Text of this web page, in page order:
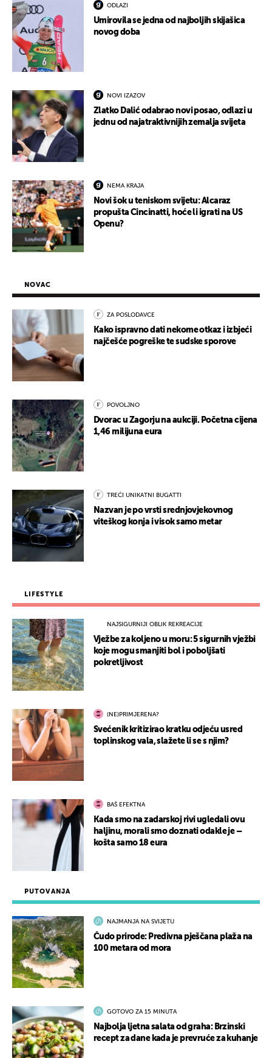
ODLAZI
Umirovila se jedna od najboljih skijašica
novog doba
NOVI IZAZOV
Zlatko Dalić odabrao novi posao, odlazi u
jednu od najatraktivnijih zemalja svijeta
NEMA KRAJA
Novi šok u teniskom svijetu: Alcaraz
propušta Cincinatti, hoće li igrati na US
Openu?
PUTOVANJA
NAJMANJA NA SVIJETU
Čudo prirode: Predivna pješčana plaža na
100 metara od mora
GOTOVO ZA 15 MINUTA
Najbolja ljetna salata od graha: Brzinski
recept za dane kada je prevruće za kuhanje
NOVAC
ZA POSLODAVCE
Kako ispravno dati nekome otkaz i izbjeći
najčešće pogreške te sudske sporove
POVOLJNO
Dvorac u Zagorju na aukciji. Početna cijena
1,46 milijuna eura
TREĆI UNIKATNI BUGATTI
Nazvan je po vrsti srednjovjekovnog
viteškog konja i visok samo metar
LIFESTYLE
NAJSIGURNIJI OBLIK REKREACIJE
Vježbe za koljeno u moru: 5 sigurnih vježbi
koje mogu smanjiti bol i poboljšati
pokretljivost
(NE)PRIMJERENA?
Svećenik kritizirao kratku odjeću usred
toplinskog vala, slažete li se s njim?
BAŠ EFEKTNA
Kada smo na zadarskoj rivi ugledali ovu
haljinu, morali smo doznati odakle je –
košta samo 18 eura